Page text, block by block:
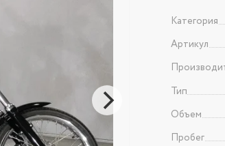
Категория
Артикул
Тип
Объем
Пробег